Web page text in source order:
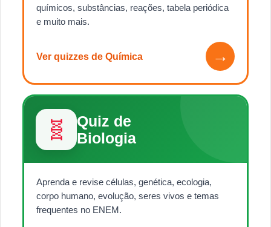
químicos, substâncias, reações, tabela periódica
e muito mais.
Ver quizzes de Química →
🧬
Quiz de
Biologia
Aprenda e revise células, genética, ecologia,
corpo humano, evolução, seres vivos e temas
frequentes no ENEM.